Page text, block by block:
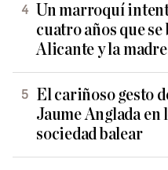
Un marroquí
cuatro años que se
Alicante y la
El cariñoso gesto
Jaume Anglada en
sociedad balear